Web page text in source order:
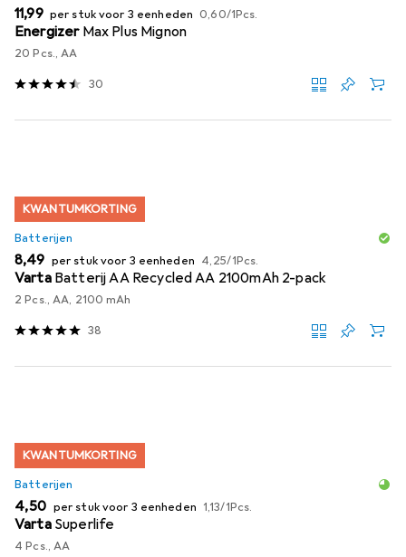
EUR
11,99 per stuk voor 3 eenheden EUR
0,60/1Pcs.
Energizer Max Plus Mignon
20 Pcs., AA
30
KWANTUMKORTING
Batterijen
EUR
8,49 per stuk voor 3 eenheden EUR
4,25/1Pcs.
Varta Batterij AA Recycled AA 2100mAh 2-pack
2 Pcs., AA, 2100 mAh
38
KWANTUMKORTING
Batterijen
EUR
4,50 per stuk voor 3 eenheden EUR
1,13/1Pcs.
Varta Superlife
4 Pcs., AA